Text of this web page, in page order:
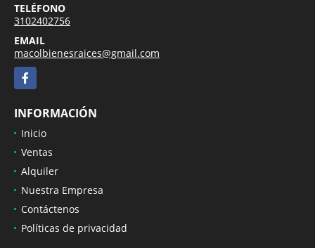
TELÉFONO
3102402756
EMAIL
macolbienesraices@gmail.com
Facebook
INFORMACIÓN
Inicio
Ventas
Alquiler
Nuestra Empresa
Contáctenos
Políticas de privacidad